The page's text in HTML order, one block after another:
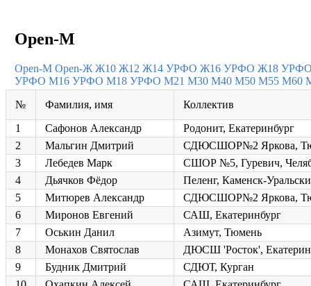
Open-M
Open-M Open-Ж Ж10 Ж12 Ж14 УРФО Ж16 УРФО Ж18
УРФО М16 УРФО М18 УРФО М21 М30 М40 М50 М55 М60
№ Фамилия, имя
Коллектив
1
Сафонов Александр
Родонит, Екатеринбург
2
Мальгин Дмитрий
СДЮСШОР№2 Яркова,
3
Лебедев Марк
СШОР №5, Гуревич,
4
Дьячков Фёдор
Пеленг, Каменск-
5
Митюрев Александр
СДЮСШОР№2 Яркова,
6
Миронов Евгений
САШ, Екатеринбург
7
Оськин Данил
Азимут, Тюмень
8
Монахов Святослав
ДЮСШ 'Росток',
9
Будник Дмитрий
СДЮТ, Курган